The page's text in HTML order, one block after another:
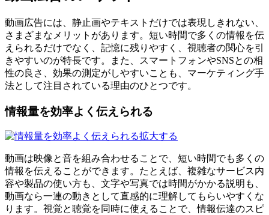
動画広告には、静止画やテキストだけでは表現しきれない、
さまざまなメリットがあります。短い時間で多くの情報を伝
えられるだけでなく、記憶に残りやすく、視聴者の関心を引
きやすいのが特長です。また、スマートフォンやSNSとの相
性の良さ、効果の測定がしやすいことも、マーケティング手
法として注目されている理由のひとつです。
情報量を効率よく伝えられる
拡大する
動画は映像と音を組み合わせることで、短い時間でも多くの
情報を伝えることができます。たとえば、複雑なサービス内
容や製品の使い方も、文字や写真では時間がかかる説明も、
動画なら一連の動きとして直感的に理解してもらいやすくな
ります。視覚と聴覚を同時に使えることで、情報伝達のスピ